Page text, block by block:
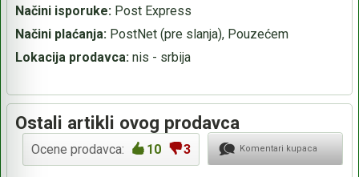
Načini isporuke: Post Express
Načini plaćanja: PostNet (pre slanja), Pouzećem
Lokacija prodavca: nis - srbija
Ostali artikli ovog prodavca
Ocene prodavca: 10 3 Komentari kupaca